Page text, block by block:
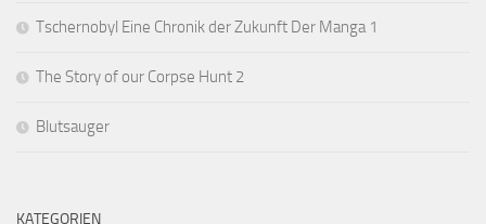
Tschernobyl Eine Chronik der Zukunft Der Manga 1
The Story of our Corpse Hunt 2
Blutsauger
KATEGORIEN